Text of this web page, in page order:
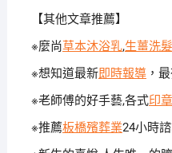
【其他文章推薦】
※麼尚草本沐浴乳,生薑洗
※想知道最新即時報導，
※老師傅的好手藝,各式印章
※推薦板橋殯葬業24小時